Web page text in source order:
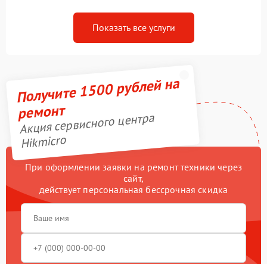
Показать все услуги
Получите 1500 рублей на
ремонт
Акция сервисного центра
Hikmicro
При оформлении заявки на ремонт техники через
сайт,
действует персональная бессрочная скидка